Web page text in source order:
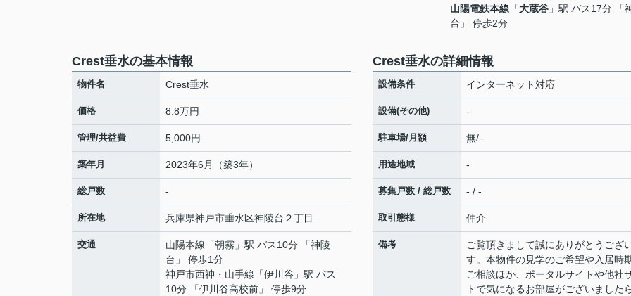
山陽電鉄本線 「大蔵谷 」駅 バス17分 「
台」 停歩2分
Crest垂水の基本情報
物件名 Crest垂水
価格 8.8万円
管理/共益費 5,000円
築年月 2023年6月（築3年）
総戸数 -
所在地 兵庫県神戸市垂水区神陵台 ２丁目
交通 山陽本線 「朝霧 」駅 バス10分 「神陵
台」 停歩1分
神戸市西神・山手線 「伊川谷 」駅 バス
10分 「伊川谷高校前」 停歩9分
Crest垂水の詳細情報
設備条件 インターネット対応
設備(その他) -
駐車場/月額 無/-
用途地域 -
募集戸数 / 総戸数 - / -
取引態様 仲介
備考
ご覧頂きまして誠にありがとうござ
す。本物件の見学のご希望や入居時
ご相談ほか、ポータルサイトや他社
トで気になるお部屋がございました